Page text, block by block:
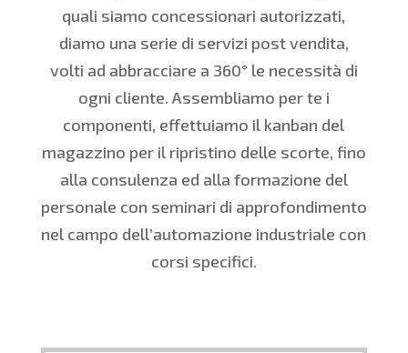
quali siamo concessionari autorizzati,
diamo una serie di servizi post vendita,
volti ad abbracciare a 360° le necessità di
ogni cliente. Assembliamo per te i
componenti, effettuiamo il kanban del
magazzino per il ripristino delle scorte, fino
alla consulenza ed alla formazione del
personale con seminari di approfondimento
nel campo dell’automazione industriale con
corsi specifici.